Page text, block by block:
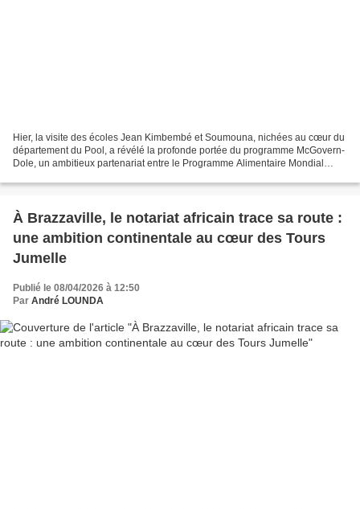
Hier, la visite des écoles Jean Kimbembé et Soumouna, nichées au cœur du
département du Pool, a révélé la profonde portée du programme McGovern-
Dole, un ambitieux partenariat entre le Programme Alimentaire Mondial
À Brazzaville, le notariat africain trace sa route :
une ambition continentale au cœur des Tours
Jumelle
Publié le 08/04/2026 à 12:50
Par André LOUNDA